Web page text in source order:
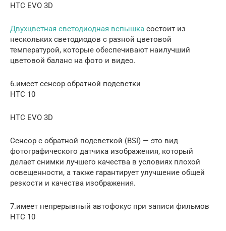
HTC EVO 3D
Двухцветная светодиодная вспышка состоит из
нескольких светодиодов с разной цветовой
температурой, которые обеспечивают наилучший
цветовой баланс на фото и видео.
6.имеет сенсор обратной подсветки
HTC 10
HTC EVO 3D
Сенсор с обратной подсветкой (BSI) — это вид
фотографического датчика изображения, который
делает снимки лучшего качества в условиях плохой
освещенности, а также гарантирует улучшение общей
резкости и качества изображения.
7.имеет непрерывный автофокус при записи фильмов
HTC 10